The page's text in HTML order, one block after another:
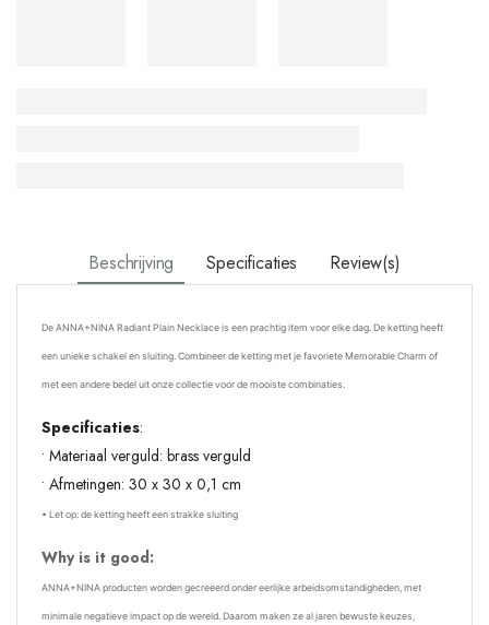
Beschrijving Specificaties Review(s)
De ANNA+NINA Radiant Plain Necklace is een prachtig item voor elke dag. De ketting heeft
een unieke schakel en sluiting. Combineer de ketting met je favoriete Memorable Charm of
met een andere bedel uit onze collectie voor de mooiste combinaties.
Specificaties:
• Materiaal verguld: brass verguld
• Afmetingen: 30 x 30 x 0,1 cm
• Let op: de ketting heeft een strakke sluiting
Why is it good:
ANNA+NINA producten worden gecreëerd onder eerlijke arbeidsomstandigheden, met
minimale negatieve impact op de wereld. Daarom maken ze al jaren bewuste keuzes,